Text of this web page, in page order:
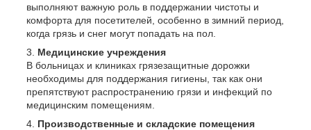
выполняют важную роль в поддержании чистоты и
комфорта для посетителей, особенно в зимний период,
когда грязь и снег могут попадать на пол.
Медицинские учреждения
В больницах и клиниках грязезащитные дорожки
необходимы для поддержания гигиены, так как они
препятствуют распространению грязи и инфекций по
медицинским помещениям.
Производственные и складские помещения